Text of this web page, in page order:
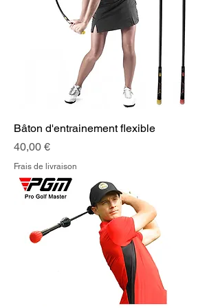
Bâton d'entrainement flexible
Prix
40,00 €
Frais de livraison